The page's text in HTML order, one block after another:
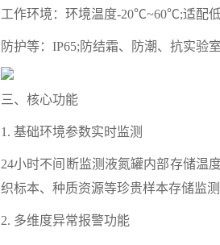
工作环境：环境温度-20℃~60℃;适配
防护等：IP65;防结霜、防潮、抗实验
三、核心功能
1. 基础环境参数实时监测
24小时不间断监测液氮罐内部存储温
织标本、种质资源等珍贵样本存储监
2. 多维度异常报警功能